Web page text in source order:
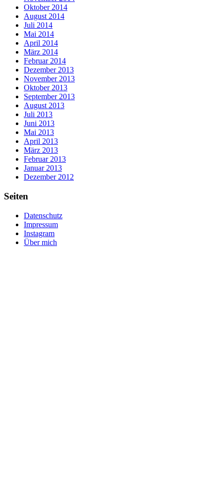
Oktober 2014
August 2014
Juli 2014
Mai 2014
April 2014
März 2014
Februar 2014
Dezember 2013
November 2013
Oktober 2013
September 2013
August 2013
Juli 2013
Juni 2013
Mai 2013
April 2013
März 2013
Februar 2013
Januar 2013
Dezember 2012
Seiten
Datenschutz
Impressum
Instagram
Über mich